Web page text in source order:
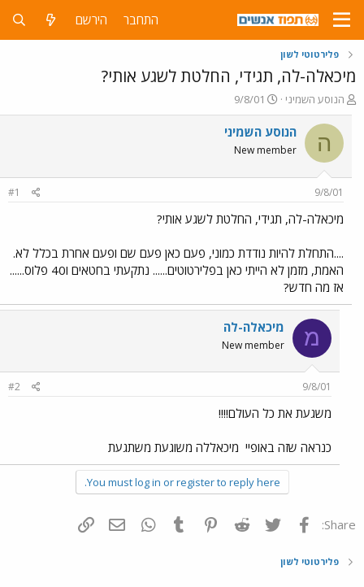
התחבר הירשם
פלירטוטי לשון
מיכאלה-לה, תגידי, החלטת לשגע אותי?
פ
ו
ת
ח
ה
ש
א
הנוסע השמיני
פ
ו
ר
ם
ר
9/8/01
ה הנוסע השמיני
New member
9/8/01
#1
מיכאלה-לה, תגידי, החלטת לשגע אותי?
....התחלת להיות נודדת כמוני, פעם כאן פעם שם ופעם אחרת בכלל לא.
האמת, מזמן לא הייתי כאן בפלירטוטים...... נתקעתי בחטאים ו40 פלוס......
אז מה חדש?
מ מיכאלה-לה
New member
9/8/01
#2
משגעת את כל העולם!!!!
כנראה שזה באופיי מיכאללה משוגעת משתגעת
You must log in or register to reply here.
Share: פייסבוק Twitter
Reddit
Pinterest
Tumblr
WhatsAppדואר אלקטרוני
פלירטוטי לשון